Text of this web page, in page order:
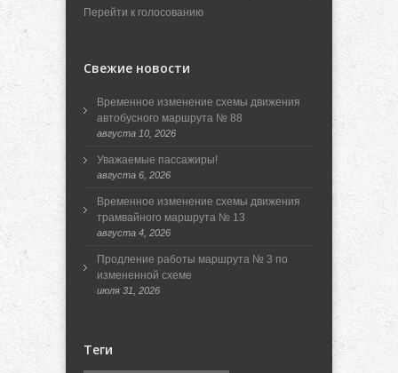
Перейти к голосованию
Свежие новости
Временное изменение схемы движения
автобусного маршрута № 88
августа 10, 2026
Уважаемые пассажиры!
августа 6, 2026
Временное изменение схемы движения
трамвайного маршрута № 13
августа 4, 2026
Продление работы маршрута № 3 по
измененной схеме
июля 31, 2026
Теги